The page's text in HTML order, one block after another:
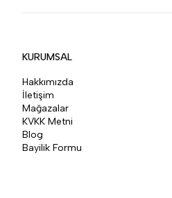
KURUMSAL
Hakkımızda
İletişim
Mağazalar
KVKK Metni
Blog
Bayilik Formu